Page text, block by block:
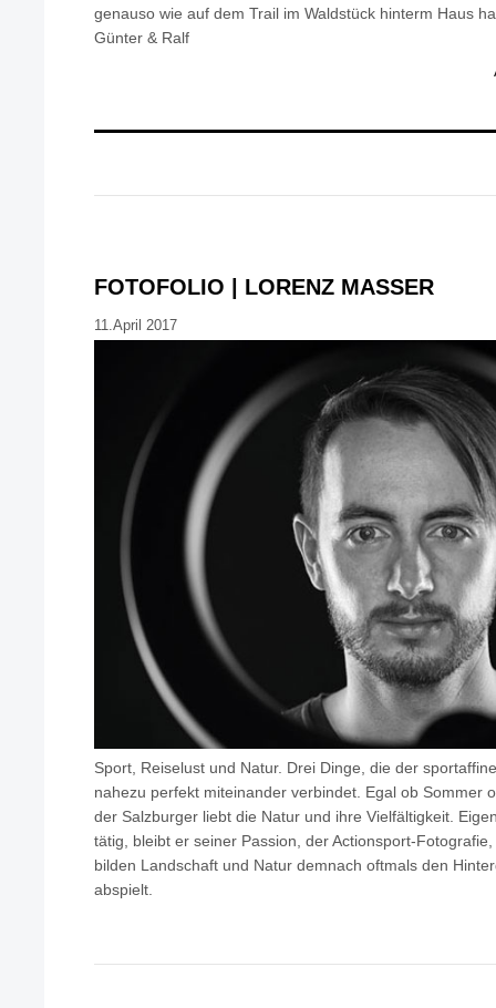
genauso wie auf dem Trail im Waldstück hinterm Haus
Günter & Ralf
FOTOFOLIO | LORENZ MASSER
11.April 2017
Sport, Reiselust und Natur. Drei Dinge, die der
nahezu perfekt miteinander verbindet. Egal ob Sommer
der Salzburger liebt die Natur und ihre Vielfältigkeit.
tätig, bleibt er seiner Passion, der Actionsport-
bilden Landschaft und Natur demnach oftmals den
abspielt.